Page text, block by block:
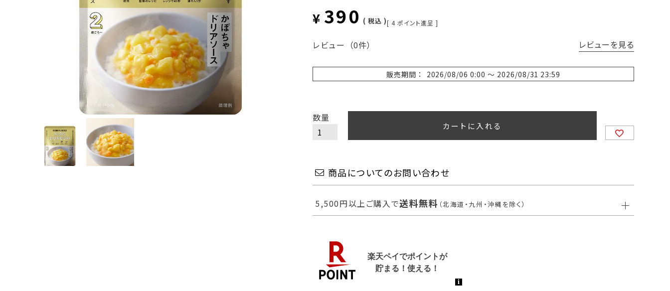
¥ 390 税込 [ 4 ポイント進呈 ]
レビュー （0件） レビューを見る
販売期間 2026/08/06 0:00 〜 2026/08/31 23:59
カートに入れる
商品についてのお問い合わせ
5,500円以上ご購入で送料無料 （北海道・九州・沖縄を除く）